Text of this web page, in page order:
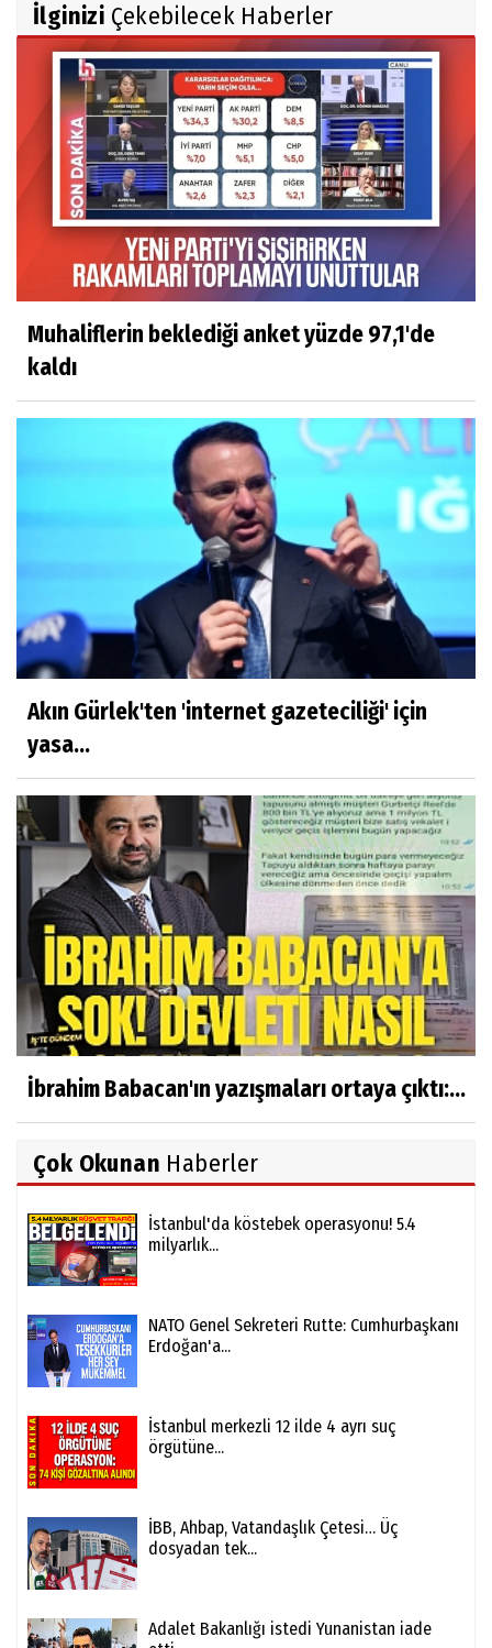
İlginizi Çekebilecek Haberler
Muhaliflerin beklediği anket yüzde 97,1'de
kaldı
Akın Gürlek'ten 'internet gazeteciliği' için
yasa...
İbrahim Babacan'ın yazışmaları ortaya çıktı:...
Çok Okunan Haberler
İstanbul'da köstebek operasyonu! 5.4
milyarlık...
NATO Genel Sekreteri Rutte: Cumhurbaşkanı
Erdoğan'a...
İstanbul merkezli 12 ilde 4 ayrı suç
örgütüne...
İBB, Ahbap, Vatandaşlık Çetesi… Üç
dosyadan tek...
Adalet Bakanlığı istedi Yunanistan iade